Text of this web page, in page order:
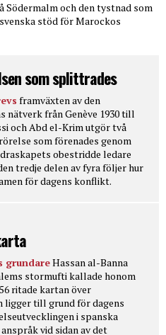
Södermalm och den tystnad som
stöd för Marockos
som splittrades
framväxten av den
nätverk från Genève 1930 till
och Abd el-Krim utgör två
som förenades genom
obestridde ledare
tredje delen av fyra följer hur
för dagens konflikt.
grundareHassan al-Banna
stormufti kallade honom
ritade kartan över
ligger till grund för dagens
i spanska
vid sidan av det